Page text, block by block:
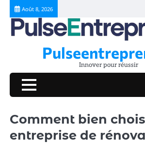
Skip
content
Août 8, 2026
Innover pour réussir
Comment bien
entreprise de